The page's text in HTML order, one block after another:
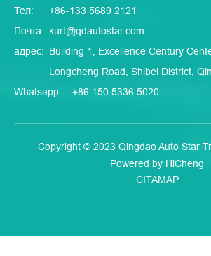
Тел:
+86-133 5689 2121
Почта: kurt@qdautostar.com
адрес: Building 1, Excellence Century
Longcheng Road, Shibei District,
Whatsapp:
+86 150 5336 5020
Copyright © 2023 Qingdao Auto Star
Powered by HiCheng
CITAMAP